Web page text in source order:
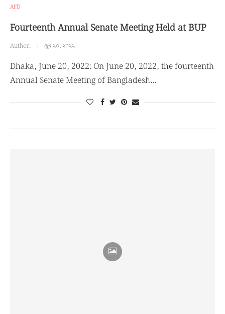
AFD
Fourteenth Annual Senate Meeting Held at BUP
Author: জুন ২০, ২০২২
Dhaka, June 20, 2022: On June 20, 2022, the fourteenth
Annual Senate Meeting of Bangladesh…